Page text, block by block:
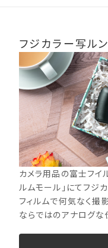
フジカラー写ル
カメラ用品の富士フイ
ルムモール」にてフジ
フィルムで何気なく撮
ならではのアナログな